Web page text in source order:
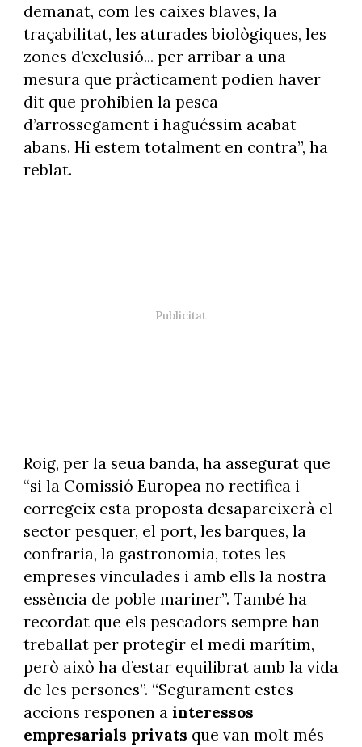
demanat, com les caixes blaves, la
traçabilitat, les aturades biològiques, les
zones d’exclusió... per arribar a una
mesura que pràcticament podien haver
dit que prohibien la pesca
d’arrossegament i haguéssim acabat
abans. Hi estem totalment en contra”, ha
reblat.
Roig, per la seua banda, ha assegurat que
“si la Comissió Europea no rectifica i
corregeix esta proposta desapareixerà el
sector pesquer, el port, les barques, la
confraria, la gastronomia, totes les
empreses vinculades i amb ells la nostra
essència de poble mariner”. També ha
recordat que els pescadors sempre han
treballat per protegir el medi marítim,
però això ha d’estar equilibrat amb la vida
de les persones”. “Segurament estes
accions responen a interessos
empresarials privats que van molt més